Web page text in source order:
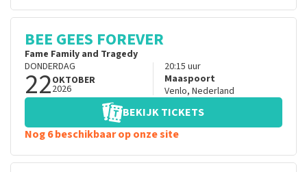
BEE GEES FOREVER
Fame Family and Tragedy
DONDERDAG
22OKTOBER
2026
20:15 uur
Maaspoort
Venlo, Nederland
BEKIJK TICKETS
Nog 6 beschikbaar op onze site